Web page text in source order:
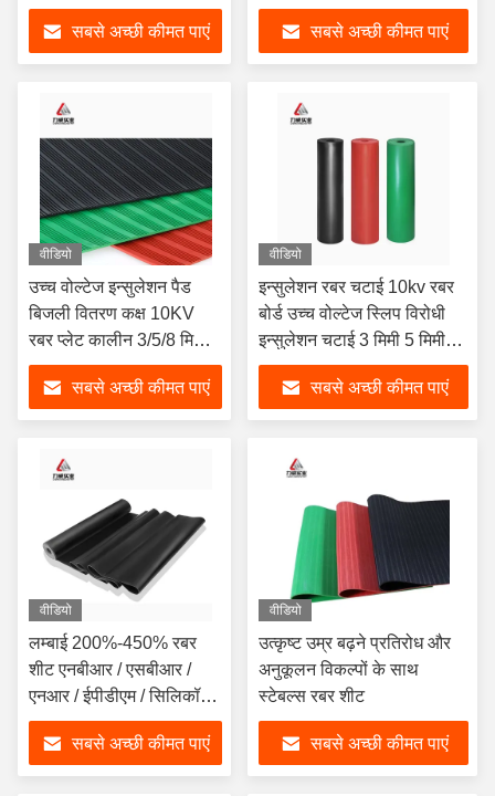
शीट काले इन्सुलेशन पैड
सबसे अच्छी कीमत पाएं
सबसे अच्छी कीमत पाएं
वीडियो
उच्च वोल्टेज इन्सुलेशन पैड
बिजली वितरण कक्ष 10KV
रबर प्लेट कालीन 3/5/8 मिमी
इन्सुलेशन रबर पैड
सबसे अच्छी कीमत पाएं
वीडियो
इन्सुलेशन रबर चटाई 10kv रबर
बोर्ड उच्च वोल्टेज स्लिप विरोधी
इन्सुलेशन चटाई 3 मिमी 5 मिमी
वितरण कक्ष गास्केट कालीन
सबसे अच्छी कीमत पाएं
वीडियो
लम्बाई 200%-450% रबर
शीट एनबीआर / एसबीआर /
एनआर / ईपीडीएम / सिलिकॉन /
एफकेएम
सबसे अच्छी कीमत पाएं
वीडियो
उत्कृष्ट उम्र बढ़ने प्रतिरोध और
अनुकूलन विकल्पों के साथ
स्टेबल्स रबर शीट
सबसे अच्छी कीमत पाएं